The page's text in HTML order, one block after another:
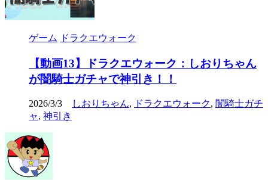
ゲーム ドラクエウォーク
【動画13】ドラクエウォーク：しおりちゃん
が闇騎士ガチャで神引き！！
2026/3/3 しおりちゃん, ドラクエウォーク, 闇騎士ガチ
ャ, 神引き